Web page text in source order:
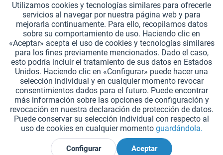
INFORMACIÓN GENERAL
MODOS DE PAGO
*Todos los precios incluyen IVA. Se añaden los gastos de envío..
Configuración de cookies Solicitar catálogos (en alemán)
Grabados láser en testigos Boletín ¿Quiénes somos? Ayuda
Contacto Envío y pago Devolución y reembolso
Derecho de revocación Protección de datos
Condiciones generales de contratación Aviso legal
Seguimiento Aktiv
Utilizamos cookies y tecnologías similares para ofrecerle
servicios al navegar por nuestra página web y para
mejorarla continuamente. Para ello, recopilamos datos
sobre su comportamiento de uso. Haciendo clic en
«Aceptar» acepta el uso de cookies y tecnologías similares
para los fines previamente mencionados. Dado el caso,
esto podría incluir el tratamiento de sus datos en Estados
Unidos. Haciendo clic en «Configurar» puede hacer una
selección individual y en cualquier momento revocar
consentimientos dados para el futuro. Puede encontrar
más información sobre las opciones de configuración y
revocación en nuestra declaración de protección de datos.
Puede conservar su selección individual con respecto al
uso de cookies en cualquier momento guardándola.
Configurar Aceptar